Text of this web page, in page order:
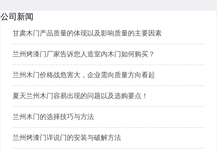
公司新闻
甘肃木门产品质量的体现以及影响质量的主要因素
兰州烤漆门厂家告诉您人造室内木门如何购买？
兰州木门价格战危害大，企业需向质量方向看起
夏天兰州木门容易出现的问题以及选购要点！
兰州木门的选择技巧与方法
兰州烤漆门详说门的安装与破解方法